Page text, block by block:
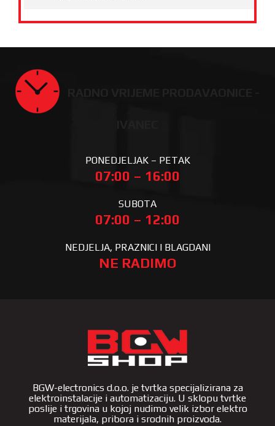
PONEDJELJAK – PETAK
07:00 – 16:00
SUBOTA
07:00 – 12:00
NEDJELJA, PRAZNICI I BLAGDANI
NE RADIMO
BGW-electronics d.o.o. je tvrtka specijalizirana za
elektroinstalacije i automatizaciju. U sklopu tvrtke
poslije i trgovina u kojoj nudimo velik izbor elektro
materijala, pribora i srodnih proizvoda.